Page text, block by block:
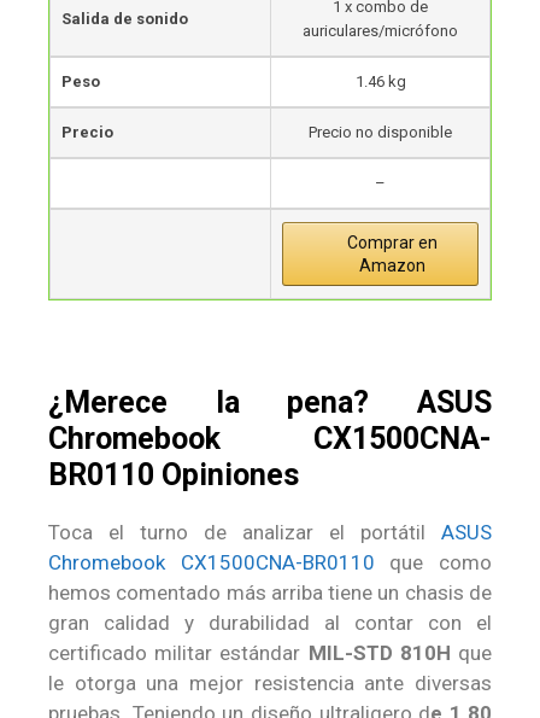
Salida de sonido
1 x combo de
auriculares/micrófono
Peso 1.46 kg
Precio Precio no disponible
–
Comprar en
Amazon
¿Merece la pena? ASUS
Chromebook CX1500CNA-
BR0110 Opiniones
Toca el turno de analizar el portátil ASUS
Chromebook CX1500CNA-BR0110 que como
hemos comentado más arriba tiene un chasis de
gran calidad y durabilidad al contar con el
certificado militar estándar MIL-STD 810H que
le otorga una mejor resistencia ante diversas
pruebas. Teniendo un diseño ultraligero de 1.80